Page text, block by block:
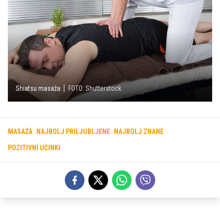
Shiatsu masaža FOTO: Shutterstock
MASAŽA NAJBOLJ PRILJUBLJENE NAJBOLJ ZNANE
POZITIVNI UČINKI